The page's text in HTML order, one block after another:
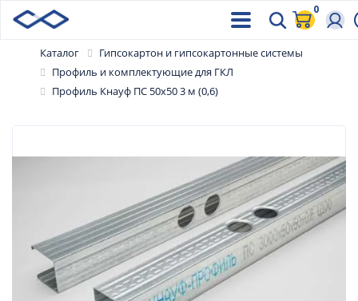
0
Каталог
Гипсокартон и гипсокартонные системы
Профиль и комплектующие для ГКЛ
Профиль Кнауф ПС 50х50 3 м (0,6)